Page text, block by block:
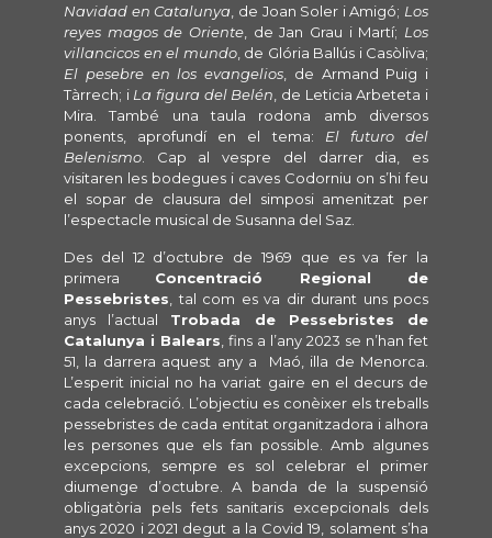
Navidad en Catalunya , de Joan Soler i Amigó; Los
reyes magos de Oriente , de Jan Grau i Martí; Los
villancicos en el mundo, de Glória Ballús i Casòliva;
El pesebre en los evangelios , de Armand Puig i
Tàrrech; i La figura del Belén , de Leticia Arbeteta i
Mira. També una taula rodona amb diversos
ponents, aprofundí en el tema: El futuro del
Belenismo . Cap al vespre del darrer dia, es
visitaren les bodegues i caves Codorniu on s’hi feu
el sopar de clausura del simposi amenitzat per
l’espectacle musical de Susanna del Saz.
Des del 12 d’octubre de 1969 que es va fer la
primera Concentració Regional de
Pessebristes , tal com es va dir durant uns pocs
anys l’actual Trobada de Pessebristes de
Catalunya i Balears , fins a l’any 2023 se n’han fet
51, la darrera aquest any a Maó, illa de Menorca.
L’esperit inicial no ha variat gaire en el decurs de
cada celebració. L’objectiu es conèixer els treballs
pessebristes de cada entitat organitzadora i alhora
les persones que els fan possible. Amb algunes
excepcions, sempre es sol celebrar el primer
diumenge d’octubre. A banda de la suspensió
obligatòria pels fets sanitaris excepcionals dels
anys 2020 i 2021 degut a la Covid 19, solament s’ha